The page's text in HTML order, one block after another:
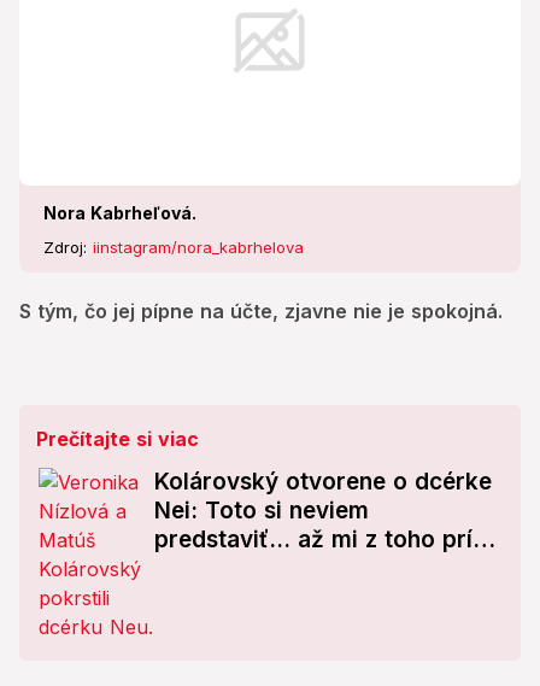
Nora Kabrheľová.
Zdroj: iinstagram/nora_kabrhelova
S tým, čo jej pípne na účte, zjavne nie je spokojná.
Prečítajte si viac
Kolárovský otvorene o dcérke
Nei: Toto si neviem
predstaviť... až mi z toho príde